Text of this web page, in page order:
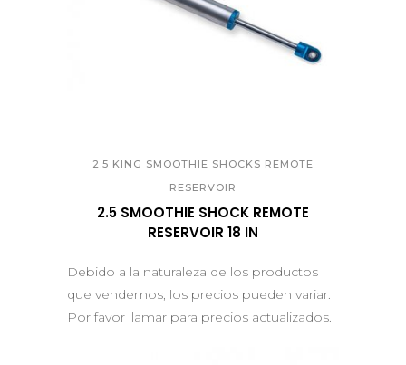
2.5 KING SMOOTHIE SHOCKS REMOTE
RESERVOIR
2.5 SMOOTHIE SHOCK REMOTE
RESERVOIR 18 IN
Debido a la naturaleza de los productos
que vendemos, los precios pueden variar.
Por favor llamar para precios actualizados.